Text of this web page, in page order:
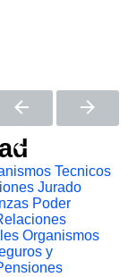
Tecnicos
Jurado
Poder
Organismos
y